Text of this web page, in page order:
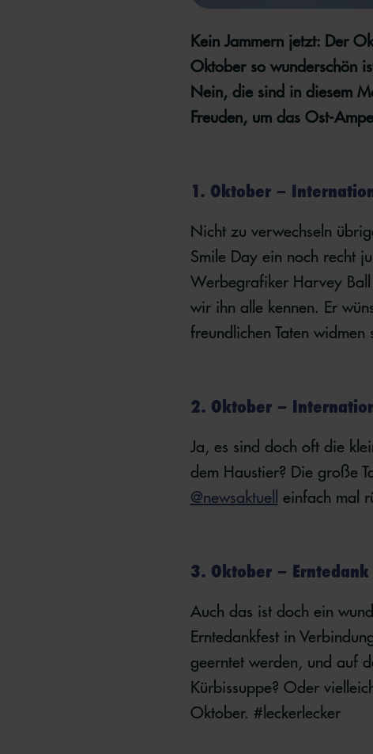
Kein Jammern jetzt: Der
Oktober so wunderschön
Nein, die sind in diesem
Freuden, um das Ost-
1. Oktober –
Nicht zu verwechseln
Smile Day ein noch recht
Werbegrafiker Harvey
wir ihn alle kennen. Er
freundlichen Taten
2. Oktober –
Ja, es sind doch oft die
dem Haustier? Die große
@newsaktuell einfach mal
3. Oktober – Erntedank
Auch das ist doch ein
Erntedankfest in
geerntet werden, und auf
Kürbissuppe? Oder
Oktober. #leckerlecker